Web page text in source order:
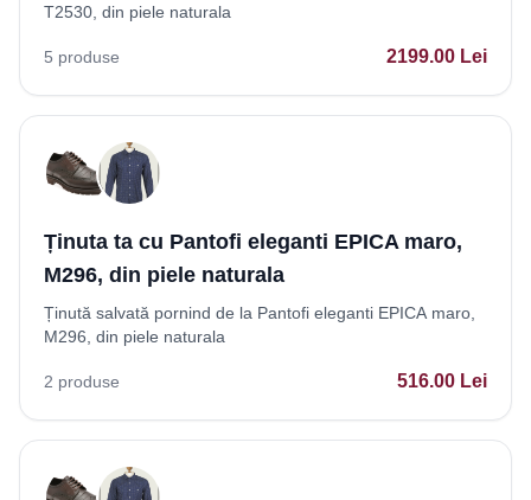
T2530, din piele naturala
5 produse 2199.00 Lei
Ținuta ta cu Pantofi eleganti EPICA maro,
M296, din piele naturala
Ținută salvată pornind de la Pantofi eleganti EPICA maro,
M296, din piele naturala
2 produse 516.00 Lei